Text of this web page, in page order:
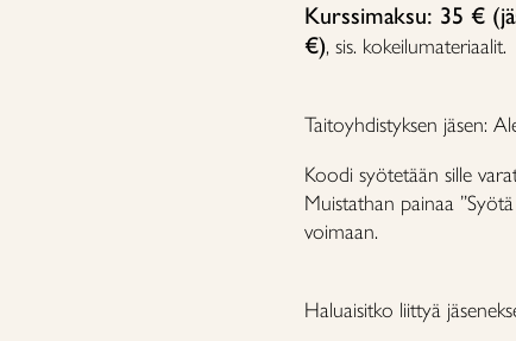
Kurssimaksu: 35 €
€), sis. kokeilumateriaalit.
Taitoyhdistyksen jäsen:
Koodi syötetään sille
Muistathan painaa
voimaan.
Haluaisitko liittyä